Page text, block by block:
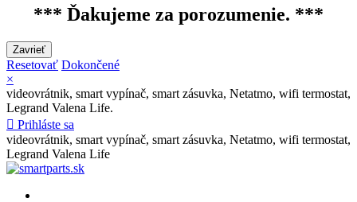
*** Ďakujeme za porozumenie. ***
Zavrieť
Resetovať Dokončené
×
videovrátnik, smart vypínač, smart zásuvka, Netatmo, wifi termostat,
Legrand Valena Life.
 Prihláste sa
videovrátnik, smart vypínač, smart zásuvka, Netatmo, wifi termostat,
Legrand Valena Life